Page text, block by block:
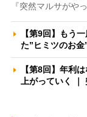
『突然マルサがや
【第9回】もう
た”ヒミツのお
【第8回】年利
上がっていく